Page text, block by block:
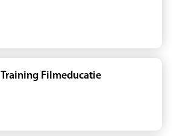
Training Filmeducatie